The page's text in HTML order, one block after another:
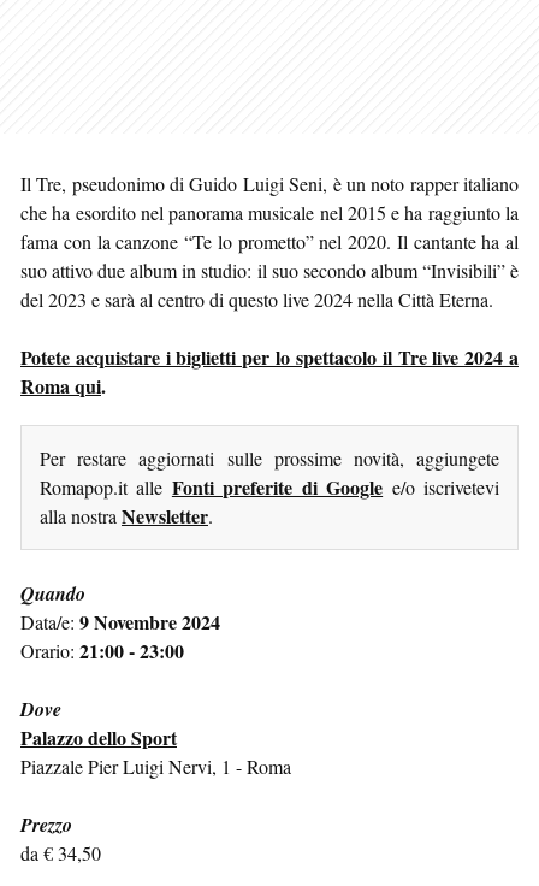
Il Tre, pseudonimo di Guido Luigi Seni, è un noto rapper italiano
che ha esordito nel panorama musicale nel 2015 e ha raggiunto la
fama con la canzone “Te lo prometto” nel 2020. Il cantante ha al
suo attivo due album in studio: il suo secondo album “Invisibili” è
del 2023 e sarà al centro di questo live 2024 nella Città Eterna.
Potete acquistare i biglietti per lo spettacolo il Tre live 2024 a
Roma qui.
Per restare aggiornati sulle prossime novità, aggiungete
Romapop.it alle Fonti preferite di Google e/o iscrivetevi
alla nostra Newsletter.
Quando
Data/e: 9 Novembre 2024
Orario: 21:00 - 23:00
Dove
Palazzo dello Sport
Piazzale Pier Luigi Nervi, 1 - Roma
Prezzo
da € 34,50